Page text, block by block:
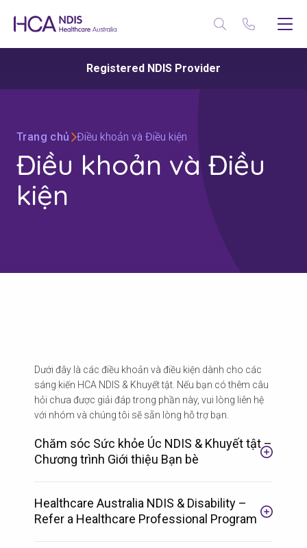
Registered NDIS Provider
Trang chủ Điều khoản và Điều kiện
Điều khoản và Điều
kiện
Dưới đây là các điều khoản và điều kiện dành cho các
sáng kiến HCA NDIS & Khuyết tật. Nếu bạn có thêm câu
hỏi chưa được giải đáp trong phần này, vui lòng liên hệ
với nhóm và chúng tôi sẽ sẵn lòng hỗ trợ bạn.
Chăm sóc Sức khỏe Úc NDIS & Khuyết tật –
Chương trình Giới thiệu Bạn bè
Healthcare Australia NDIS & Disability –
Refer a Healthcare Professional Program